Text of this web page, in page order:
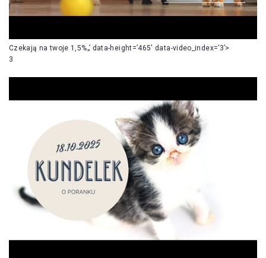
Czekają na twoje 1,5%„’ data-height=’465′ data-video_index=’3’>
3